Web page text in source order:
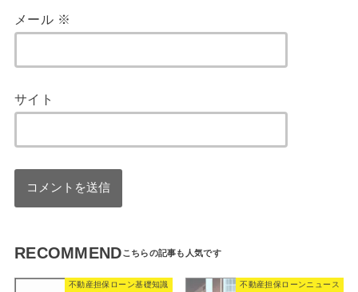
メール ※
サイト
RECOMMEND
不動産担保ローン基礎知識 不動産担保ローンニュース